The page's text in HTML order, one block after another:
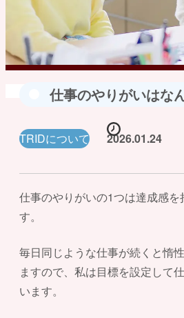
仕事のやりがいはな
TRIDについて 2026.01.24
仕事のやりがいの1つは達成感を
す。
毎日同じような仕事が続くと惰
ますので、私は目標を設定して
います。